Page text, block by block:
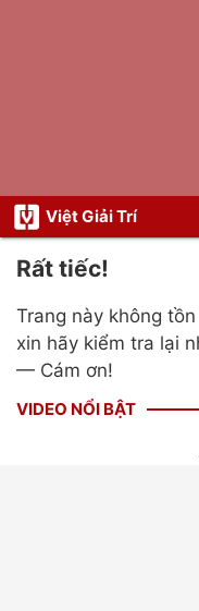
Việt Giải Trí
Rất tiếc!
Trang này không
xin hãy kiểm tra lại
— Cám ơn!
VIDEO NỔI BẬT